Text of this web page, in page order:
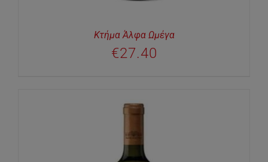
Κτήμα Άλφα Ωμέγα
€27.40